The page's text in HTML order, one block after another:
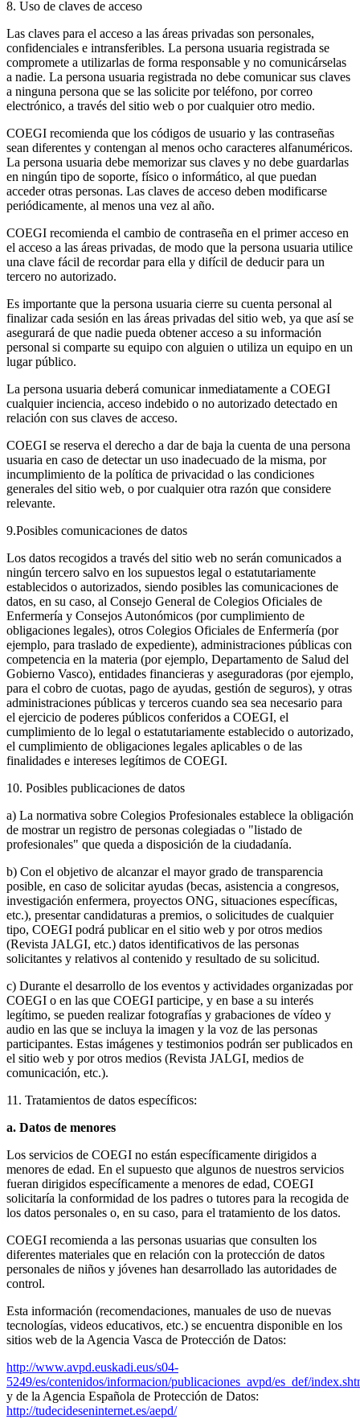
8. Uso de claves de acceso
Las claves para el acceso a las áreas privadas son personales,
confidenciales e intransferibles. La persona usuaria registrada se
compromete a utilizarlas de forma responsable y no comunicárselas
a nadie. La persona usuaria registrada no debe comunicar sus claves
a ninguna persona que se las solicite por teléfono, por correo
electrónico, a través del sitio web o por cualquier otro medio.
COEGI recomienda que los códigos de usuario y las contraseñas
sean diferentes y contengan al menos ocho caracteres alfanuméricos.
La persona usuaria debe memorizar sus claves y no debe guardarlas
en ningún tipo de soporte, físico o informático, al que puedan
acceder otras personas. Las claves de acceso deben modificarse
periódicamente, al menos una vez al año.
COEGI recomienda el cambio de contraseña en el primer acceso en
el acceso a las áreas privadas, de modo que la persona usuaria utilice
una clave fácil de recordar para ella y difícil de deducir para un
tercero no autorizado.
Es importante que la persona usuaria cierre su cuenta personal al
finalizar cada sesión en las áreas privadas del sitio web, ya que así se
asegurará de que nadie pueda obtener acceso a su información
personal si comparte su equipo con alguien o utiliza un equipo en un
lugar público.
La persona usuaria deberá comunicar inmediatamente a COEGI
cualquier inciencia, acceso indebido o no autorizado detectado en
relación con sus claves de acceso.
COEGI se reserva el derecho a dar de baja la cuenta de una persona
usuaria en caso de detectar un uso inadecuado de la misma, por
incumplimiento de la política de privacidad o las condiciones
generales del sitio web, o por cualquier otra razón que considere
relevante.
9.Posibles comunicaciones de datos
Los datos recogidos a través del sitio web no serán comunicados a
ningún tercero salvo en los supuestos legal o estatutariamente
establecidos o autorizados, siendo posibles las comunicaciones de
datos, en su caso, al Consejo General de Colegios Oficiales de
Enfermería y Consejos Autonómicos (por cumplimiento de
obligaciones legales), otros Colegios Oficiales de Enfermería (por
ejemplo, para traslado de expediente), administraciones públicas con
competencia en la materia (por ejemplo, Departamento de Salud del
Gobierno Vasco), entidades financieras y aseguradoras (por ejemplo,
para el cobro de cuotas, pago de ayudas, gestión de seguros), y otras
administraciones públicas y terceros cuando sea sea necesario para
el ejercicio de poderes públicos conferidos a COEGI, el
cumplimiento de lo legal o estatutariamente establecido o autorizado,
el cumplimiento de obligaciones legales aplicables o de las
finalidades e intereses legítimos de COEGI.
10. Posibles publicaciones de datos
a) La normativa sobre Colegios Profesionales establece la obligación
de mostrar un registro de personas colegiadas o "listado de
profesionales" que queda a disposición de la ciudadanía.
b) Con el objetivo de alcanzar el mayor grado de transparencia
posible, en caso de solicitar ayudas (becas, asistencia a congresos,
investigación enfermera, proyectos ONG, situaciones específicas,
etc.), presentar candidaturas a premios, o solicitudes de cualquier
tipo, COEGI podrá publicar en el sitio web y por otros medios
(Revista JALGI, etc.) datos identificativos de las personas
solicitantes y relativos al contenido y resultado de su solicitud.
c) Durante el desarrollo de los eventos y actividades organizadas por
COEGI o en las que COEGI participe, y en base a su interés
legítimo, se pueden realizar fotografías y grabaciones de vídeo y
audio en las que se incluya la imagen y la voz de las personas
participantes. Estas imágenes y testimonios podrán ser publicados en
el sitio web y por otros medios (Revista JALGI, medios de
comunicación, etc.).
11. Tratamientos de datos específicos:
a. Datos de menores
Los servicios de COEGI no están específicamente dirigidos a
menores de edad. En el supuesto que algunos de nuestros servicios
fueran dirigidos específicamente a menores de edad, COEGI
solicitaría la conformidad de los padres o tutores para la recogida de
los datos personales o, en su caso, para el tratamiento de los datos.
COEGI recomienda a las personas usuarias que consulten los
diferentes materiales que en relación con la protección de datos
personales de niños y jóvenes han desarrollado las autoridades de
control.
Esta información (recomendaciones, manuales de uso de nuevas
tecnologías, videos educativos, etc.) se encuentra disponible en los
sitios web de la Agencia Vasca de Protección de Datos:
http://www.avpd.euskadi.eus/s04-
5249/es/contenidos/informacion/publicaciones_avpd/es_def/
y de la Agencia Española de Protección de Datos:
http://tudecideseninternet.es/aepd/